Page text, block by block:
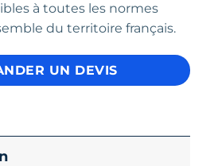
à toutes les normes
du territoire français.
UN DEVIS